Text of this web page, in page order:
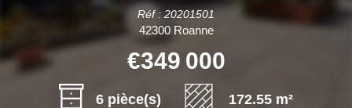
Réf : 20201501
42300 Roanne
€349 000
6 pièce(s) 172.55 m²